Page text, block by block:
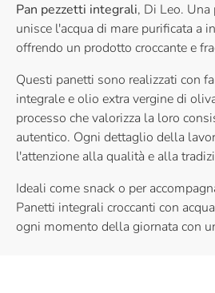
Pan pezzetti integrali, Di Leo. Una
unisce l'acqua di mare purificata a
offrendo un prodotto croccante e
Questi panetti sono realizzati con
integrale e olio extra vergine di
processo che valorizza la loro
autentico. Ogni dettaglio della
l'attenzione alla qualità e alla
Ideali come snack o per
Panetti integrali croccanti con
ogni momento della giornata con